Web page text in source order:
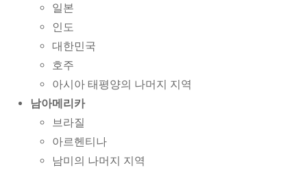
일본
인도
대한민국
호주
아시아 태평양의 나머지 지역
남아메리카
브라질
아르헨티나
남미의 나머지 지역